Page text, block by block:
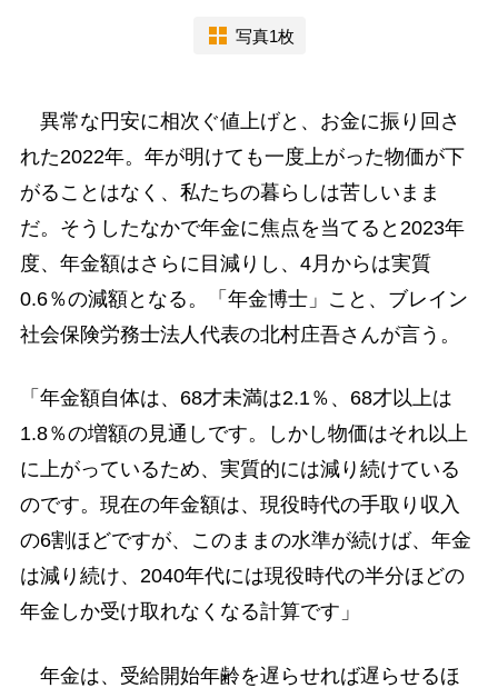
写真1枚
異常な円安に相次ぐ値上げと、お金に振り回さ
れた2022年。年が明けても一度上がった物価が下
がることはなく、私たちの暮らしは苦しいまま
だ。そうしたなかで年金に焦点を当てると2023年
度、年金額はさらに目減りし、4月からは実質
0.6％の減額となる。「年金博士」こと、ブレイン
社会保険労務士法人代表の北村庄吾さんが言う。
「年金額自体は、68才未満は2.1％、68才以上は
1.8％の増額の見通しです。しかし物価はそれ以上
に上がっているため、実質的には減り続けている
のです。現在の年金額は、現役時代の手取り収入
の6割ほどですが、このままの水準が続けば、年金
は減り続け、2040年代には現役時代の半分ほどの
年金しか受け取れなくなる計算です」
年金は、受給開始年齢を遅らせれば遅らせるほ